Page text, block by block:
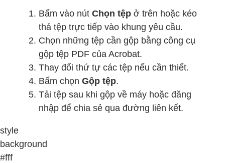
Bấm vào nútChọn tệp ở trên hoặc kéo
thả tệp trực tiếp vào khung yêu cầu.
Chọn những tệp cần gộp bằng công cụ
gộp tệp PDF của Acrobat.
Thay đổi thứ tự các tệp nếu cần thiết.
Bấm chọnGộp tệp.
Tải tệp sau khi gộp về máy hoặc đăng
nhập để chia sẻ qua đường liên kết.
style
background
#fff